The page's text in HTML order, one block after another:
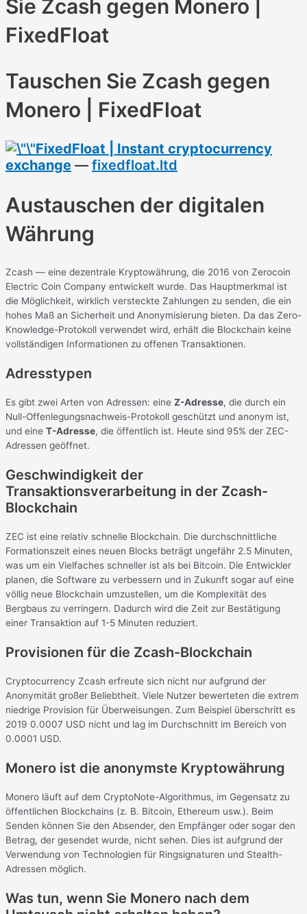
Sie Zcash gegen Monero |
FixedFloat
Tauschen Sie Zcash gegen
Monero | FixedFloat
FixedFloat | Instant cryptocurrency
exchange — fixedfloat.ltd
Austauschen der digitalen
Währung
Zcash — eine dezentrale Kryptowährung, die 2016 von Zerocoin
Electric Coin Company entwickelt wurde. Das Hauptmerkmal ist
die Möglichkeit, wirklich versteckte Zahlungen zu senden, die ein
hohes Maß an Sicherheit und Anonymisierung bieten. Da das Zero-
Knowledge-Protokoll verwendet wird, erhält die Blockchain keine
vollständigen Informationen zu offenen Transaktionen.
Adresstypen
Es gibt zwei Arten von Adressen: eine Z-Adresse, die durch ein
Null-Offenlegungsnachweis-Protokoll geschützt und anonym ist,
und eine T-Adresse, die öffentlich ist. Heute sind 95% der ZEC-
Adressen geöffnet.
Geschwindigkeit der
Transaktionsverarbeitung in der Zcash-
Blockchain
ZEC ist eine relativ schnelle Blockchain. Die durchschnittliche
Formationszeit eines neuen Blocks beträgt ungefähr 2.5 Minuten,
was um ein Vielfaches schneller ist als bei Bitcoin. Die Entwickler
planen, die Software zu verbessern und in Zukunft sogar auf eine
völlig neue Blockchain umzustellen, um die Komplexität des
Bergbaus zu verringern. Dadurch wird die Zeit zur Bestätigung
einer Transaktion auf 1-5 Minuten reduziert.
Provisionen für die Zcash-Blockchain
Cryptocurrency Zcash erfreute sich nicht nur aufgrund der
Anonymität großer Beliebtheit. Viele Nutzer bewerteten die extrem
niedrige Provision für Überweisungen. Zum Beispiel überschritt es
2019 0.0007 USD nicht und lag im Durchschnitt im Bereich von
0.0001 USD.
Monero ist die anonymste Kryptowährung
Monero läuft auf dem CryptoNote-Algorithmus, im Gegensatz zu
öffentlichen Blockchains (z. B. Bitcoin, Ethereum usw.). Beim
Senden können Sie den Absender, den Empfänger oder sogar den
Betrag, der gesendet wurde, nicht sehen. Dies ist aufgrund der
Verwendung von Technologien für Ringsignaturen und Stealth-
Adressen möglich.
Was tun, wenn Sie Monero nach dem